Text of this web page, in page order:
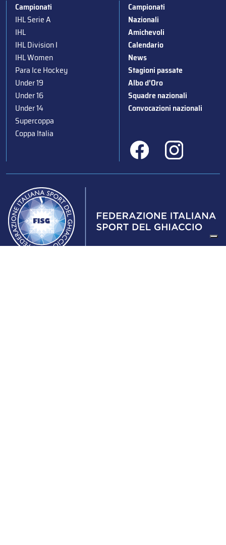
Campionati
IHL Serie A
IHL
IHL Division I
IHL Women
Para Ice Hockey
Under 19
Under 16
Under 14
Supercoppa
Coppa Italia
Campionati
Nazionali
Amichevoli
Calendario
News
Stagioni passate
Albo d’Oro
Squadre nazionali
Convocazioni nazionali